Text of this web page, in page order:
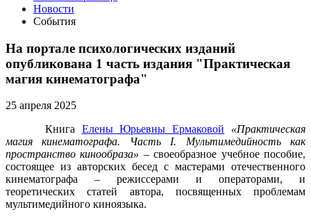
Новости
События
На портале психологических изданий
опубликована 1 часть издания "Практическая
магия кинематографа"
25 апреля 2025
Книга Елены Юрьевны Ермаковой
«Практическая
магия кинематографа. Часть I. Мультимедийность как
пространство кинообраза» –своеобразное учебное пособие,
состоящее из авторских бесед с мастерами отечественного
кинематографа – режиссерами и операторами, и
теоретических статей автора, посвященных проблемам
мультимедийного киноязыка.